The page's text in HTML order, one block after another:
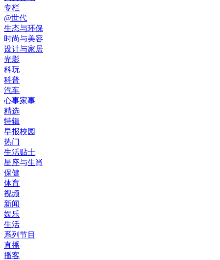
专栏
@世代
生态与环保
时尚与美容
设计与家居
光影
科玩
科普
汽车
心事家事
精选
特辑
早报校园
热门
生活贴士
星座与生肖
保健
体育
视频
新闻
娱乐
生活
系列节目
直播
播客